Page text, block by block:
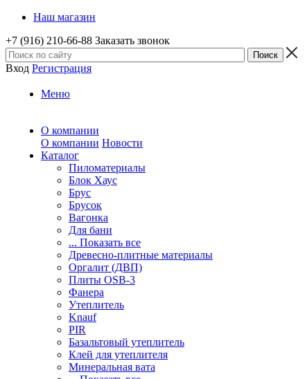
Наш магазин
+7 (916) 210-66-88 Заказать звонок
Вход Регистрация
Меню
О компании
О компании Новости
Каталог
Пиломатериалы
Блок Хаус
Брус
Брусок
Вагонка
Для бани
... Показать все
Древесно-плитные материалы
Оргалит (ДВП)
Плиты OSB-3
Фанера
Утеплитель
Knauf
PIR
Базальтовый утеплитель
Клей для утеплителя
Минеральная вата